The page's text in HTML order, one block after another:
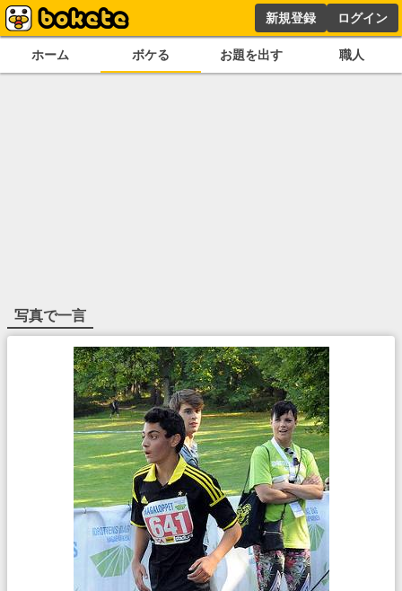
新規登録 ログイン
ホーム ボケる お題を出す 職人
写真で一言